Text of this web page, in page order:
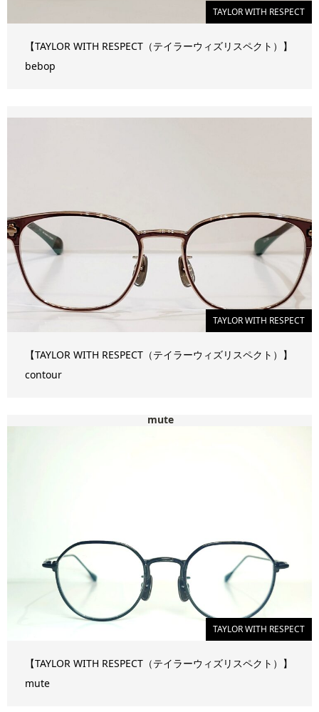
TAYLOR WITH RESPECT
【TAYLOR WITH RESPECT（テイラーウィズリスペクト）】
bebop
TAYLOR WITH RESPECT
【TAYLOR WITH RESPECT（テイラーウィズリスペクト）】
contour
mute
TAYLOR WITH RESPECT
【TAYLOR WITH RESPECT（テイラーウィズリスペクト）】
mute